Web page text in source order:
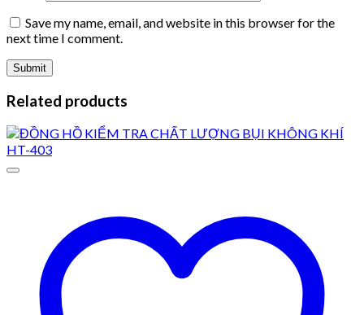
Save my name, email, and website in this browser for the
next time I comment.
Related products